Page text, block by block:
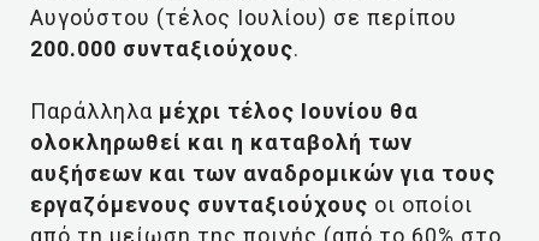
Αυγούστου (τέλος Ιουλίου) σε περίπου
200.000 συνταξιούχους.
Παράλληλα μέχρι τέλος Ιουνίου θα
ολοκληρωθεί και η καταβολή των
αυξήσεων και των αναδρομικών για τους
εργαζόμενους συνταξιούχους οι οποίοι
από τη μείωση της ποινής (από το 60% στο